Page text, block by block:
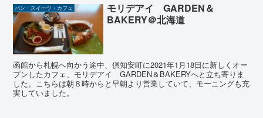
パン・スイーツ・カフェ
モリデアイ GARDEN＆
BAKERY＠北海道
函館から札幌へ向かう途中、倶知安町に2021年1月18日に新しくオー
プンしたカフェ、モリデアイ GARDEN＆BAKERYへと立ち寄りま
した。こちらは朝８時からと早朝より営業していて、モーニングも充
実していました。